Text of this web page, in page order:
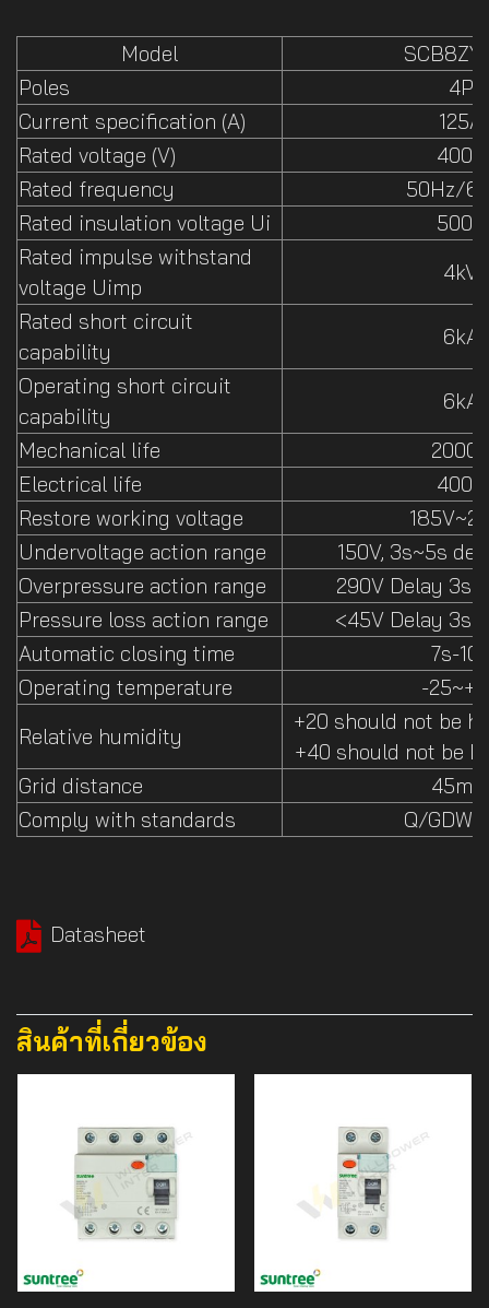
Model
Poles
4P
Current specification (A)
125A
Rated voltage (V)
400V
Rated frequency
50Hz/
Rated insulation voltage Ui
500V
Rated impulse withstand
voltage Uimp
4kV
Rated short circuit
capability
6kA
Operating short circuit
capability
6kA
Mechanical life
20000
Electrical life
4000
Restore working voltage
Undervoltage action range
150V, 3s~5s
Overpressure action range
290V Delay
Pressure loss action range
<45V Delay
Automatic closing time
7s-10s
Operating temperature
-
Relative humidity
+20 should not be
+40 should not be
Grid distance
45mm
Comply with standards
Q/GDW
Datasheet
สินค้าที่เกี่ยวข้อง